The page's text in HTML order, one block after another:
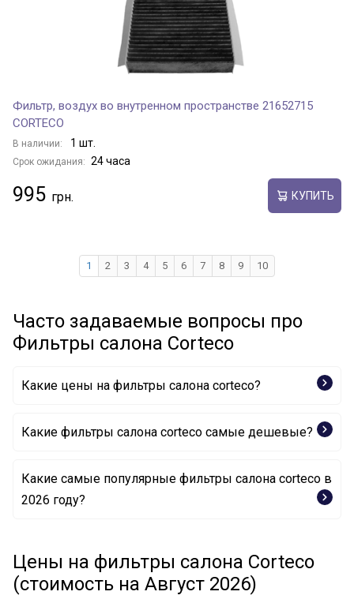
Фильтр, воздух во внутренном пространстве 21652715
CORTECO
В наличии: 1 шт.
Срок ожидания: 24 часа
995 КУПИТЬ
1 2 3 4 5 6 7 8 9 10
Часто задаваемые вопросы про
Фильтры салона Corteco
Какие цены на фильтры салона corteco?
Какие фильтры салона corteco самые дешевые?
Фильтр, воздух во внутренном пространстве
80001728 CORTECO
Фильтр, воздух во внутренном пространстве
21652709 CORTECO
Какие самые популярные фильтры салона corteco в
2026 году?
80001214 CORTECO
Фильтр, воздух во внутренном пространстве
80004551 CORTECO
Цены на фильтры салона Corteco
(стоимость на Август 2026)